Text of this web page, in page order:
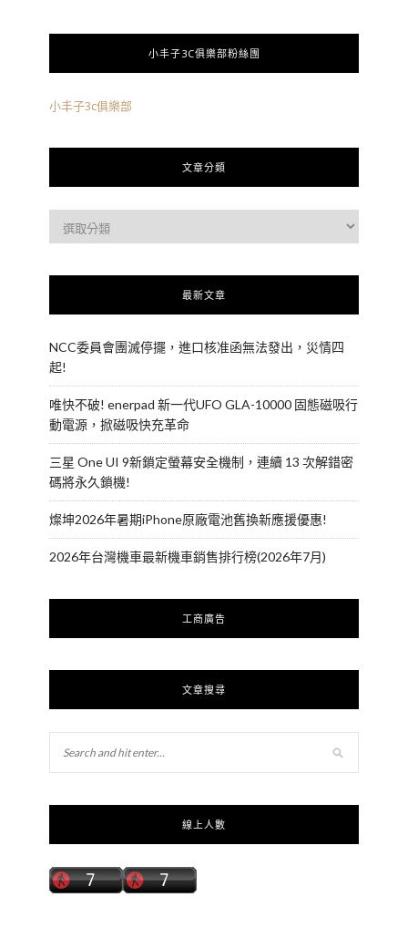
小丰子3C俱樂部粉絲團
小丰子3c俱樂部
文章分類
最新文章
NCC委員會團滅停擺，進口核准函無法發出，災情四
起!
唯快不破! enerpad 新一代UFO GLA-10000 固態磁吸行
動電源，掀磁吸快充革命
三星 One UI 9新鎖定螢幕安全機制，連續 13 次解錯密
碼將永久鎖機!
燦坤2026年暑期iPhone原廠電池舊換新應援優惠!
2026年台灣機車最新機車銷售排行榜(2026年7月)
工商廣告
文章搜尋
線上人數